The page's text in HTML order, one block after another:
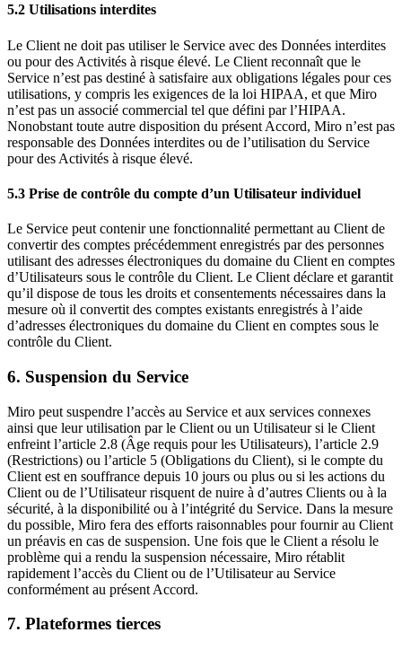
5.2 Utilisations interdites
Le Client ne doit pas utiliser le Service avec des Données interdites
ou pour des Activités à risque élevé. Le Client reconnaît que le
Service n’est pas destiné à satisfaire aux obligations légales pour ces
utilisations, y compris les exigences de la loi HIPAA, et que Miro
n’est pas un associé commercial tel que défini par l’HIPAA.
Nonobstant toute autre disposition du présent Accord, Miro n’est pas
responsable des Données interdites ou de l’utilisation du Service
pour des Activités à risque élevé.
5.3 Prise de contrôle du compte d’un Utilisateur individuel
Le Service peut contenir une fonctionnalité permettant au Client de
convertir des comptes précédemment enregistrés par des personnes
utilisant des adresses électroniques du domaine du Client en comptes
d’Utilisateurs sous le contrôle du Client. Le Client déclare et garantit
qu’il dispose de tous les droits et consentements nécessaires dans la
mesure où il convertit des comptes existants enregistrés à l’aide
d’adresses électroniques du domaine du Client en comptes sous le
contrôle du Client.
6. Suspension du Service
Miro peut suspendre l’accès au Service et aux services connexes
ainsi que leur utilisation par le Client ou un Utilisateur si le Client
enfreint l’article 2.8 (Âge requis pour les Utilisateurs), l’article 2.9
(Restrictions) ou l’article 5 (Obligations du Client), si le compte du
Client est en souffrance depuis 10 jours ou plus ou si les actions du
Client ou de l’Utilisateur risquent de nuire à d’autres Clients ou à la
sécurité, à la disponibilité ou à l’intégrité du Service. Dans la mesure
du possible, Miro fera des efforts raisonnables pour fournir au Client
un préavis en cas de suspension. Une fois que le Client a résolu le
problème qui a rendu la suspension nécessaire, Miro rétablit
rapidement l’accès du Client ou de l’Utilisateur au Service
conformément au présent Accord.
7. Plateformes tierces